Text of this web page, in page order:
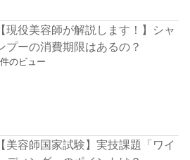
【現役美容師が解説します！】シャ
プーの消費期限はあるの？
のビュー
【美容師国家試験】実技課題「ワイ